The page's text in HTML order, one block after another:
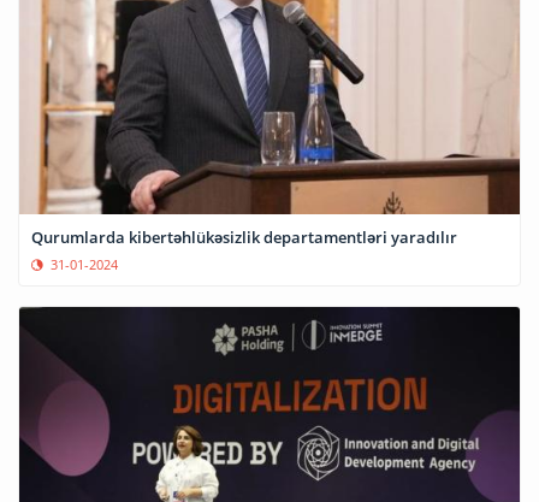
Qurumlarda kibertəhlükəsizlik departamentləri yaradılır
31-01-2024